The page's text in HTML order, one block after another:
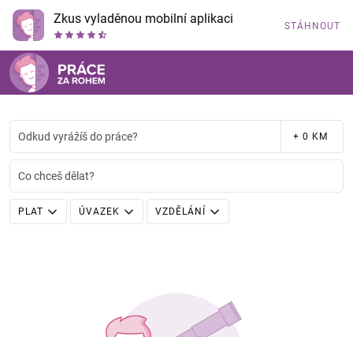
Zkus vyladěnou mobilní aplikaci STÁHNOUT
Odkud vyrážíš do práce? + 0 KM
Co chceš dělat?
PLAT ÚVAZEK VZDĚLÁNÍ